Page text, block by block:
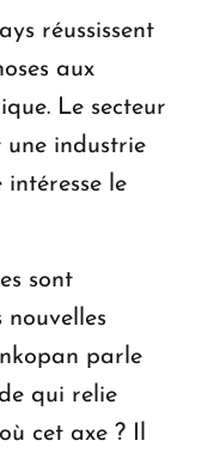
réussissent
aux
Le secteur
une industrie
le
sont
nouvelles
parle
qui relie
cet axe ? Il